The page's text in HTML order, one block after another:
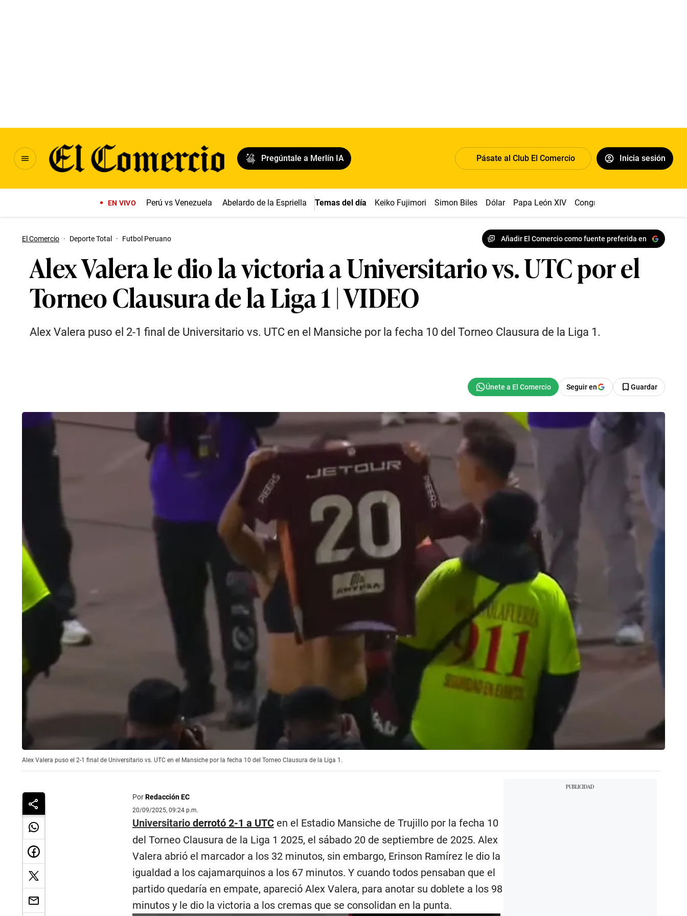
Pregúntale a Merlín IA Pásate al Club El Comercio Inicia sesión
EN VIVO Perú vs Venezuela Abelardo de la Espriella Temas del día Keiko Fujimori Simon Biles Dólar Papa León XIV Congreso
El Comercio · Deporte Total · Futbol Peruano Añadir El Comercio como fuente preferida en
Alex Valera le dio la victoria a Universitario vs. UTC por el
Torneo Clausura de la Liga 1 | VIDEO
Alex Valera puso el 2-1 final de Universitario vs. UTC en el Mansiche por la fecha 10 del Torneo Clausura de la Liga 1.
Seguir en Guardar
Alex Valera puso el 2-1 final de Universitario vs. UTC en el Mansiche por la fecha 10 del Torneo Clausura de la Liga 1.
PorRedacción EC
20/09/2025, 09:24 p.m.
Universitario derrotó 2-1 a UTCen el Estadio Mansiche de Trujillo por la fecha 10
del Torneo Clausura de la Liga 1 2025, el sábado 20 de septiembre de 2025. Alex
Valera abrió el marcador a los 32 minutos, sin embargo, Erinson Ramírez le dio la
igualdad a los cajamarquinos a los 67 minutos. Y cuando todos pensaban que el
partido quedaría en empate, apareció Alex Valera, para anotar su doblete a los 98
minutos y le dio la victoria a los cremas que se consolidan en la punta.